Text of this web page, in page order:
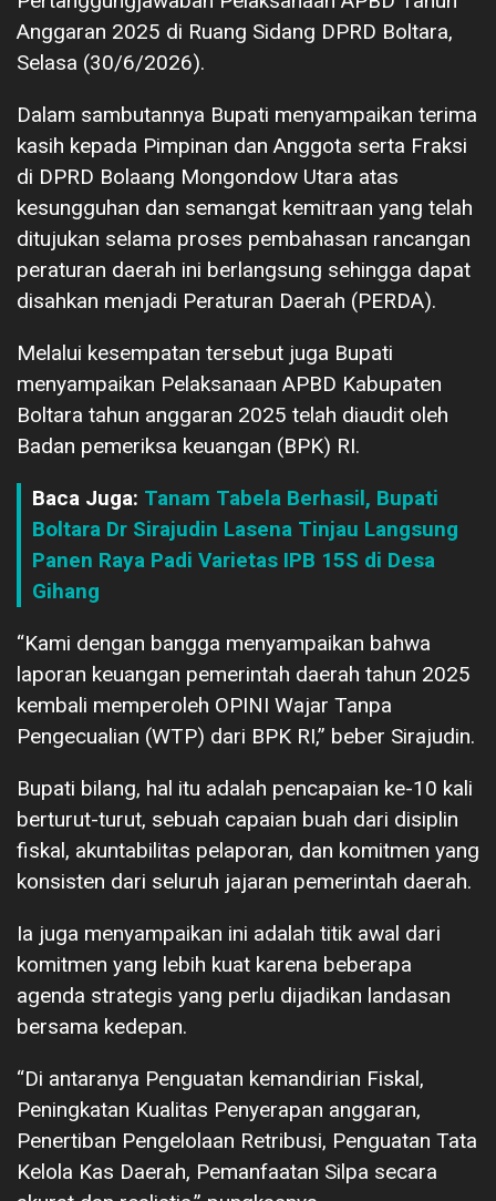
Anggaran 2025 di Ruang Sidang DPRD Boltara,
Selasa (30/6/2026).
Dalam sambutannya Bupati menyampaikan terima
kasih kepada Pimpinan dan Anggota serta Fraksi
di DPRD Bolaang Mongondow Utara atas
kesungguhan dan semangat kemitraan yang telah
ditujukan selama proses pembahasan rancangan
peraturan daerah ini berlangsung sehingga dapat
disahkan menjadi Peraturan Daerah (PERDA).
Melalui kesempatan tersebut juga Bupati
menyampaikan Pelaksanaan APBD Kabupaten
Boltara tahun anggaran 2025 telah diaudit oleh
Badan pemeriksa keuangan (BPK) RI.
Baca Juga: Tanam Tabela Berhasil, Bupati
Boltara Dr Sirajudin Lasena Tinjau Langsung
Panen Raya Padi Varietas IPB 15S di Desa
Gihang
“Kami dengan bangga menyampaikan bahwa
laporan keuangan pemerintah daerah tahun 2025
kembali memperoleh OPINI Wajar Tanpa
Pengecualian (WTP) dari BPK RI,” beber Sirajudin.
Bupati bilang, hal itu adalah pencapaian ke-10 kali
berturut-turut, sebuah capaian buah dari disiplin
fiskal, akuntabilitas pelaporan, dan komitmen yang
konsisten dari seluruh jajaran pemerintah daerah.
Ia juga menyampaikan ini adalah titik awal dari
komitmen yang lebih kuat karena beberapa
agenda strategis yang perlu dijadikan landasan
bersama kedepan.
“Di antaranya Penguatan kemandirian Fiskal,
Peningkatan Kualitas Penyerapan anggaran,
Penertiban Pengelolaan Retribusi, Penguatan Tata
Kelola Kas Daerah, Pemanfaatan Silpa secara